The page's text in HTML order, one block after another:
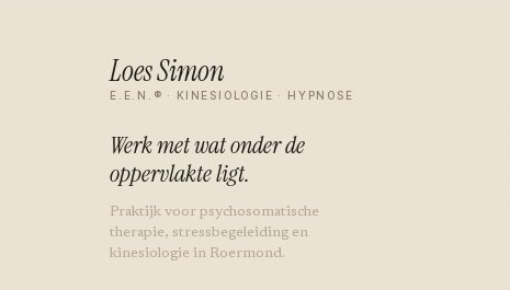
Loes Simon
E.E.N.® · KINESIOLOGIE · HYPNOSE
Werk met wat onder de
oppervlakte ligt.
Praktijk voor psychosomatische
therapie, stressbegeleiding en
kinesiologie in Roermond.